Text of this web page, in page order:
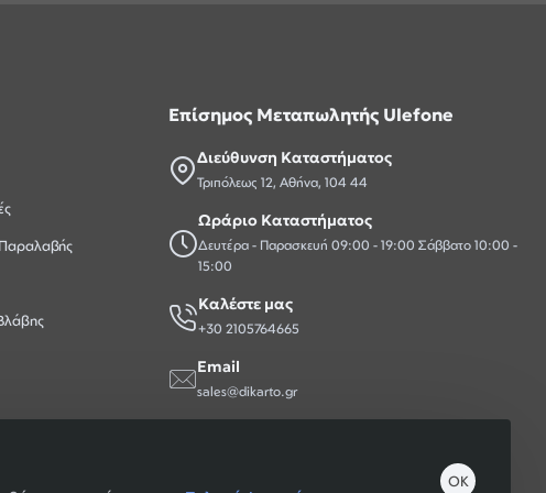
OK
Επίσημος Μεταπωλητής Ulefone
Διεύθυνση Καταστήματος
Τριπόλεως 12, Αθήνα, 104 44
Ωράριο Καταστήματος
Δευτέρα - Παρασκευή 09:00 - 19:00 Σάββατο 10:00 -
15:00
Καλέστε μας
+30 2105764665
Email
sales@dikarto.gr